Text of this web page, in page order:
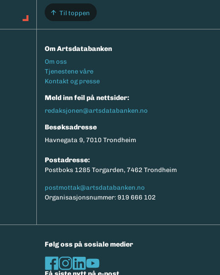
Til toppen
Om Artsdatabanken
Footermeny
Om oss
Tjenestene våre
Kontakt og presse
Meld inn feil på nettsider:
redaksjonen@artsdatabanken.no
Besøksadresse
Havnegata 9, 7010 Trondheim
Postadresse:
Postboks 1285 Torgarden, 7462 Trondheim
postmottak@artsdatabanken.no
Organisasjonsnummer: 919 666 102
Følg oss på sosiale medier